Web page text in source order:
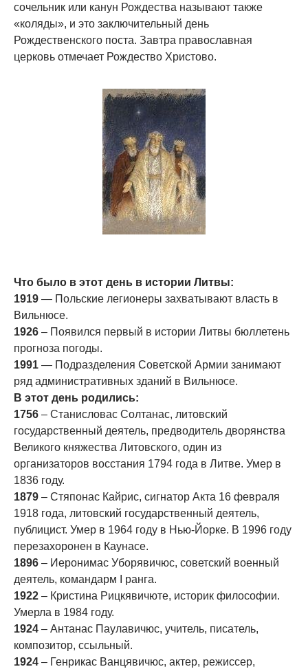
сочельник или канун Рождества называют также
«коляды», и это заключительный день
Рождественского поста. Завтра православная
церковь отмечает Рождество Христово.
Что было в этот день в истории Литвы:
1919 — Польские легионеры захватывают власть в
Вильнюсе.
1926 – Появился первый в истории Литвы бюллетень
прогноза погоды.
1991 — Подразделения Советской Армии занимают
ряд административных зданий в Вильнюсе.
В этот день родились:
1756 – Станисловас Солтанас, литовский
государственный деятель, предводитель дворянства
Великого княжества Литовского, один из
организаторов восстания 1794 года в Литве. Умер в
1836 году.
1879 – Стяпонас Кайрис, сигнатор Акта 16 февраля
1918 года, литовский государственный деятель,
публицист. Умер в 1964 году в Нью-Йорке. В 1996 году
перезахоронен в Каунасе.
1896 – Иеронимас Уборявичюс, советский военный
деятель, командарм I ранга.
1922 – Кристина Рицкявичюте, историк философии.
Умерла в 1984 году.
1924 – Антанас Паулавичюс, учитель, писатель,
композитор, ссыльный.
1924 – Генрикас Ванцявичюс, актер, режиссер,